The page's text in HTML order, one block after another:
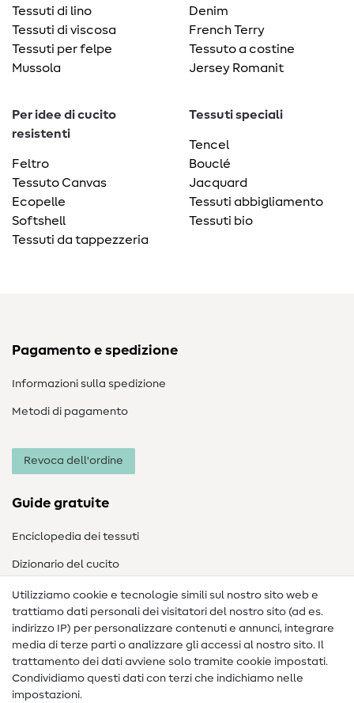
Tessuti di lino
Tessuti di viscosa
Tessuti per felpe
Mussola
Denim
French Terry
Tessuto a costine
Jersey Romanit
Per idee di cucito
resistenti
Feltro
Tessuto Canvas
Ecopelle
Softshell
Tessuti da tappezzeria
Tessuti speciali
Tencel
Bouclé
Jacquard
Tessuti abbigliamento
Tessuti bio
Pagamento e spedizione
Informazioni sulla spedizione
Metodi di pagamento
Revoca dell'ordine
Guide gratuite
Enciclopedia dei tessuti
Dizionario del cucito
Nähanleitungen
Assistenza e contatto
Contatto
Informazioni sul nuovo proprietario
Utilizziamo cookie e tecnologie simili sul nostro sito web e
trattiamo dati personali dei visitatori del nostro sito (ad es.
indirizzo IP) per personalizzare contenuti e annunci, integrare
media di terze parti o analizzare gli accessi al nostro sito. Il
trattamento dei dati avviene solo tramite cookie impostati.
Condividiamo questi dati con terzi che indichiamo nelle
impostazioni.